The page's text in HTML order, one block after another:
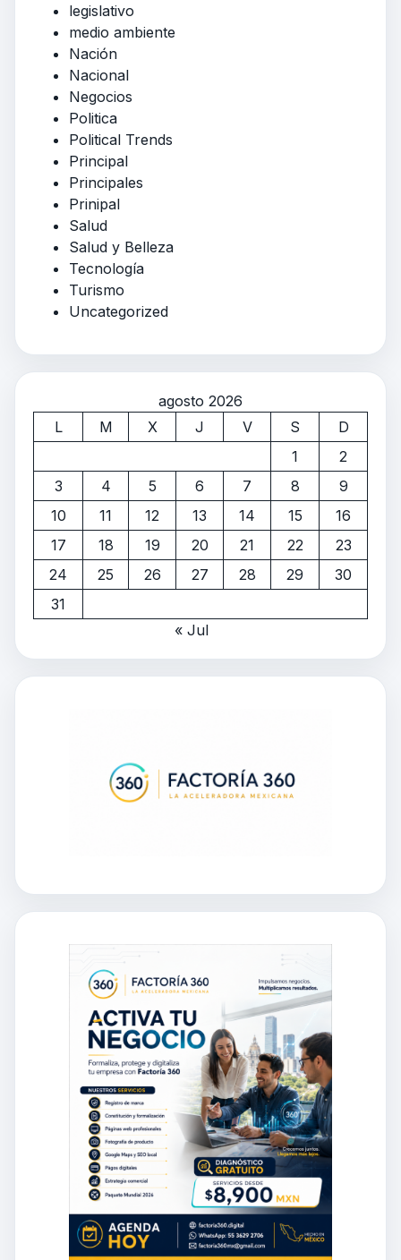
legislativo
medio ambiente
Nación
Nacional
Negocios
Politica
Political Trends
Principal
Principales
Prinipal
Salud
Salud y Belleza
Tecnología
Turismo
Uncategorized
agosto 2026
L
M X J V S
D
1
2
3
4 5 6 7 8
9
10
11 12 13 14 15
16
17
18 19 20 21 22
23
24
25 26 27 28 29
30
31
« Jul